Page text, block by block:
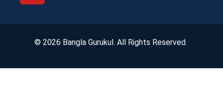
© 2026 Bangla Gurukul. All Rights Reserved.